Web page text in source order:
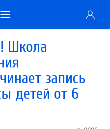
Школа
запись
детей от 6